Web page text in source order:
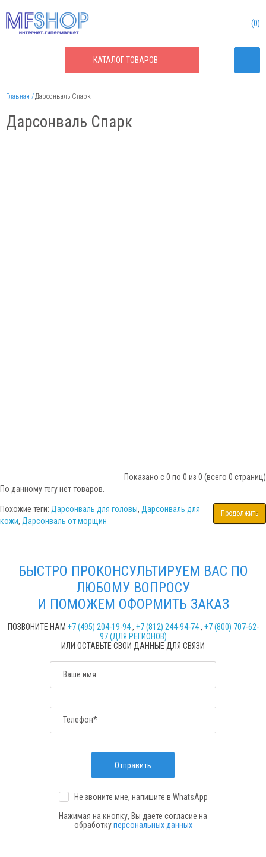
КАТАЛОГТОВАРОВ
0
Главная Дарсонваль Спарк
Дарсонваль Спарк
Показано с 0 по 0 из 0 (всего 0 страниц)
По данному тегу нет товаров.
Продолжить
Похожие теги: Дарсонваль для головы, Дарсонваль для
кожи, Дарсонваль от морщин
БЫСТРО ПРОКОНСУЛЬТИРУЕМ ВАС ПО
ЛЮБОМУ ВОПРОСУ
И ПОМОЖЕМ ОФОРМИТЬ ЗАКАЗ
ПОЗВОНИТЕ НАМ +7 (495) 204-19-94, +7 (812) 244-94-74, +7 (800) 707-62-
97 (ДЛЯ РЕГИОНОВ)
ИЛИ ОСТАВЬТЕ СВОИ ДАННЫЕ ДЛЯ СВЯЗИ
Ваше имя
Телефон*
Отправить
Не звоните мне, напишите в WhatsApp
Нажимая на кнопку, Вы даете согласие на
обработкуперсональных данных